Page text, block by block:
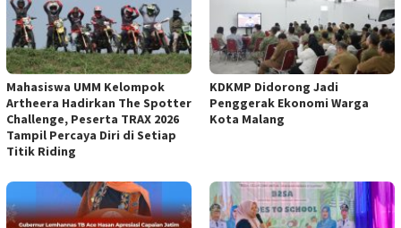
Mahasiswa UMM Kelompok
Artheera Hadirkan The Spotter
Challenge, Peserta TRAX 2026
Tampil Percaya Diri di Setiap
Titik Riding
KDKMP Didorong Jadi
Penggerak Ekonomi Warga
Kota Malang